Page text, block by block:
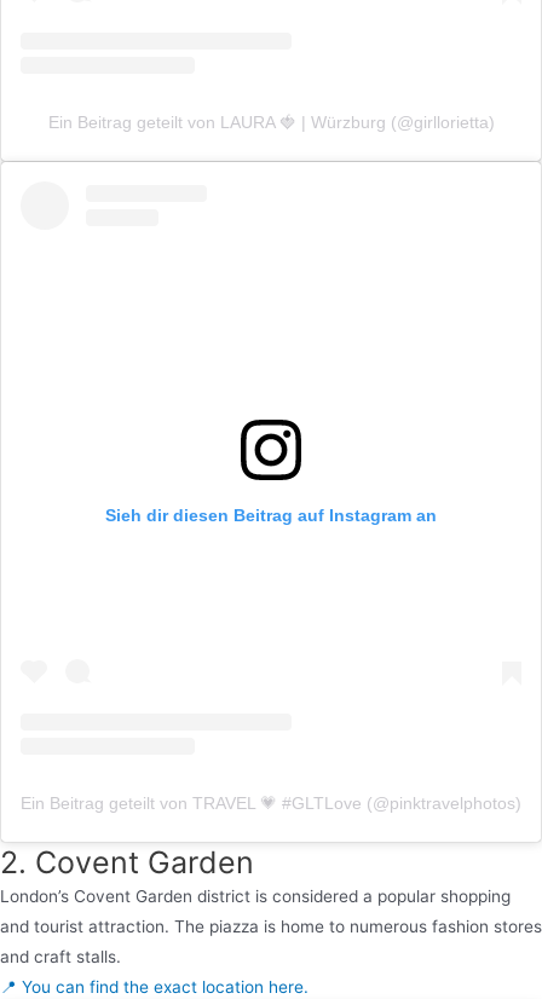
Ein Beitrag geteilt von LAURA 🍓 | Würzburg (@girllorietta)
Sieh dir diesen Beitrag auf Instagram an
Ein Beitrag geteilt von TRAVEL 💗 #GLTLove (@pinktravelphotos)
2. Covent Garden
London’s Covent Garden district is considered a popular shopping
and tourist attraction. The piazza is home to numerous fashion stores
and craft stalls.
📍 You can find the exact location here.